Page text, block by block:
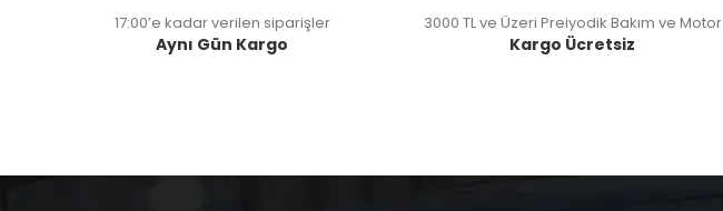
17:00’e kadar verilen siparişler
Aynı Gün Kargo
3000 TL ve Üzeri Preiyodik Bakım ve Motor
Kargo Ücretsiz